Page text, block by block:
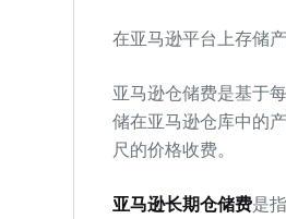
在亚马逊平台上存储
亚马逊仓储费是基于
储在亚马逊仓库中的
尺的价格收费。
亚马逊长期仓储费是